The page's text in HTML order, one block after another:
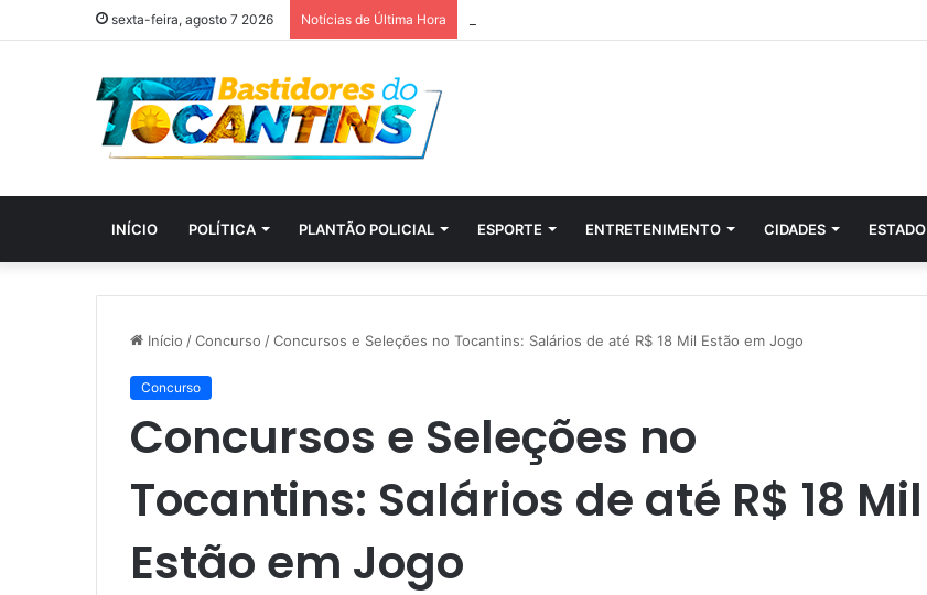
sexta-feira, agosto 7 2026 Notícias de Última Hora
INÍCIO POLÍTICA PLANTÃO POLICIAL ESPORTE ENTRETENIMENTO CIDADES ESTADO
Início /Concurso /Concursos e Seleções no Tocantins: Salários de até R$ 18 Mil Estão em Jogo
Concurso
Concursos e Seleções no
Tocantins: Salários de até R$ 18 Mil
Estão em Jogo